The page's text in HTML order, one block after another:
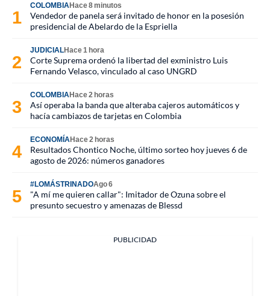
COLOMBIAHace 8 minutos
Vendedor de panela será invitado de honor en la posesión
presidencial de Abelardo de la Espriella
JUDICIALHace 1 hora
Corte Suprema ordenó la libertad del exministro Luis
Fernando Velasco, vinculado al caso UNGRD
COLOMBIAHace 2 horas
Así operaba la banda que alteraba cajeros automáticos y
hacía cambiazos de tarjetas en Colombia
ECONOMÍAHace 2 horas
Resultados Chontico Noche, último sorteo hoy jueves 6 de
agosto de 2026: números ganadores
#LOMÁSTRINADOAgo 6
"A mí me quieren callar": Imitador de Ozuna sobre el
presunto secuestro y amenazas de Blessd
PUBLICIDAD